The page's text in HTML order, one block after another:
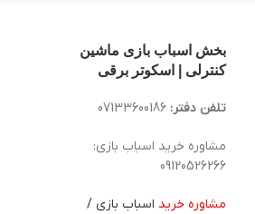
بخش اسباب بازی ماشین
کنترلی | اسکوتر برقی
تلفن دفتر: 07133600186
مشاوره خرید اسباب بازی:
09120526266
مشاوره خرید اسباب بازی /